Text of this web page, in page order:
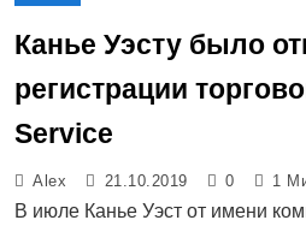
Канье Уэсту было
регистрации
Service
Alex 21.10.2019 0 1
В июле Канье Уэст от имени